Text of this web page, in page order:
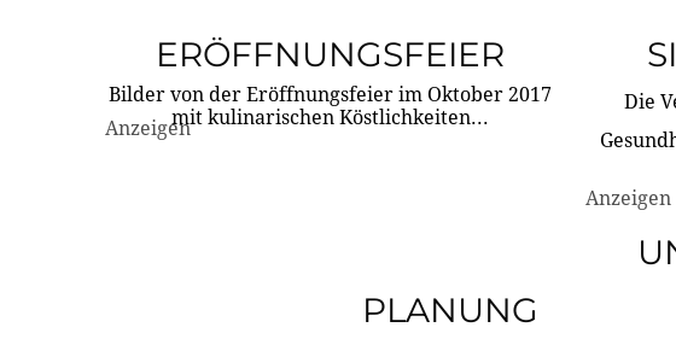
ERÖFFNUNGSFEIER
Bilder von der Eröffnungsfeier im Oktober 2017
mit kulinarischen Köstlichkeiten...
Anzeigen
Die
Anzeigen
PLANUNG